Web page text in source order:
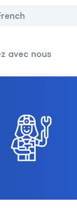
avec nous